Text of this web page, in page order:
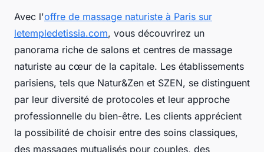
Avec l'offre de massage naturiste à Paris sur
letempledetissia.com, vous découvrirez un
panorama riche de salons et centres de massage
naturiste au cœur de la capitale. Les établissements
parisiens, tels que Natur&Zen et SZEN, se distinguent
par leur diversité de protocoles et leur approche
professionnelle du bien-être. Les clients apprécient
la possibilité de choisir entre des soins classiques,
des massages mutualisés pour couples, des